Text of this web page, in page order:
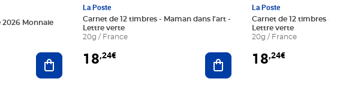
2026 Monnaie
Ajouter au panier
La Poste
Carnet de 12 timbres - Maman dans l'art -
Lettre verte
20g / France
18,24€ Ajouter au panier
La Poste
Carnet de 12 timbres - Le
Lettre verte
20g / France
18,24€